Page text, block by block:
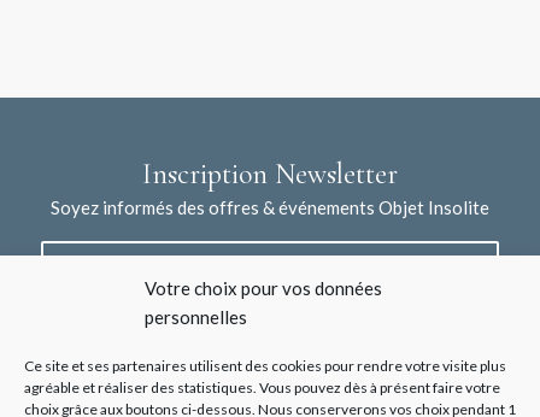
Votre choix pour vos données
personnelles
Ce site et ses partenaires utilisent des cookies pour rendre votre visite plus
agréable et réaliser des statistiques. Vous pouvez dès à présent faire votre
choix grâce aux boutons ci-dessous. Nous conserverons vos choix pendant 1
Inscription Newsletter
Soyez informés des offres & événements Objet Insolite